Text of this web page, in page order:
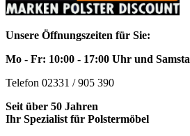
Unsere Öffnungszeiten für Sie:
Mo - Fr: 10:00 - 17:00 Uhr und
Telefon 02331 / 905 390
Seit über 50 Jahren
Ihr Spezialist für Polstermöbel